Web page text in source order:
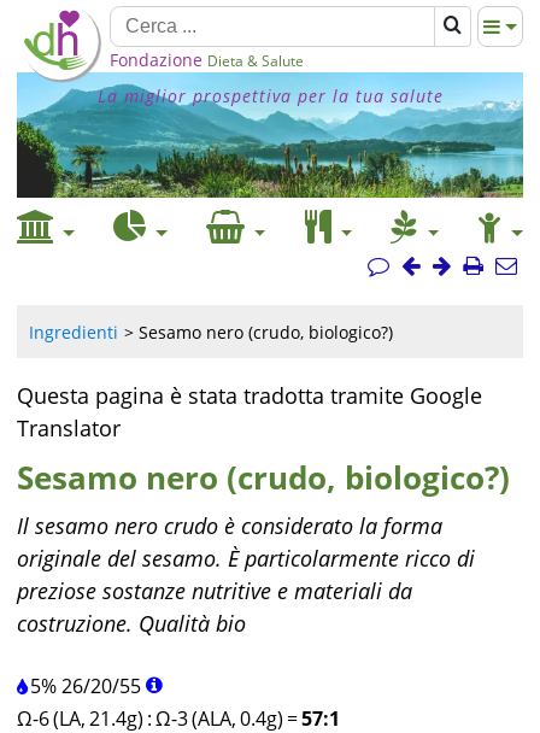
Fondazione Dieta & Salute
La miglior prospettiva per la tua salute
Ingredienti Sesamo nero (crudo, biologico?)
Questa pagina è stata tradotta tramite Google
Translator
Sesamo nero (crudo, biologico?)
Il sesamo nero crudo è considerato la forma
originale del sesamo. È particolarmente ricco di
preziose sostanze nutritive e materiali da
costruzione. Qualità bio
5%26/20/55
Ω-6 (LA, 21.4g) :Ω-3 (ALA, 0.4g) =57:1